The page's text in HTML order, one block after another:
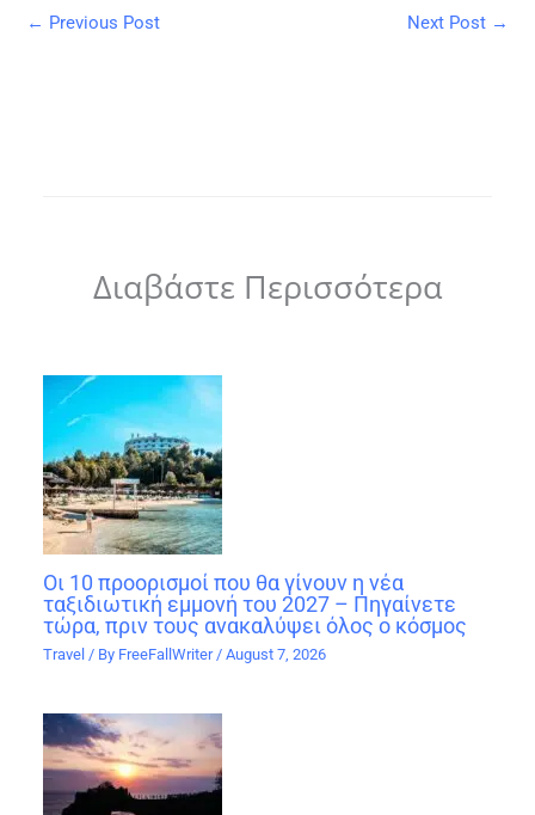
← Previous Post Next Post →
Διαβάστε Περισσότερα
Οι 10 προορισμοί που θα γίνουν η νέα
ταξιδιωτική εμμονή του 2027 – Πηγαίνετε
τώρα, πριν τους ανακαλύψει όλος ο κόσμος
Travel / By FreeFallWriter/August 7, 2026